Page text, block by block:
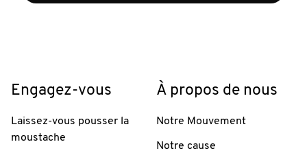
Engagez-vous
Laissez-vous pousser la
moustache
À propos de nous
Notre Mouvement
Notre cause